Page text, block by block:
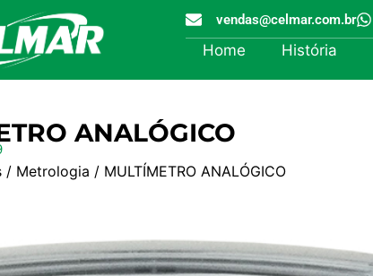
vendas@celmar.com.br
Home História
ANALÓGICO
/ Metrologia / MULTÍMETRO ANALÓGICO